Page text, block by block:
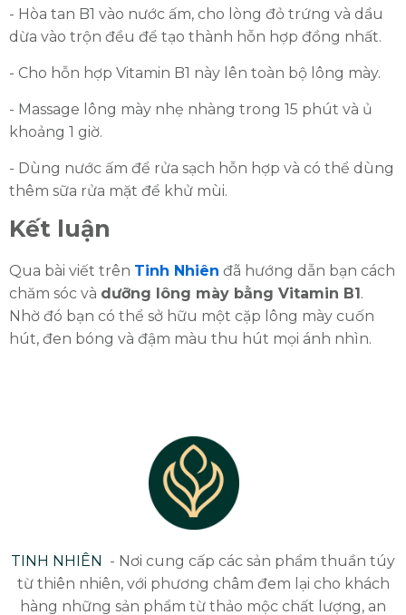
- Hòa tan B1 vào nước ấm, cho lòng đỏ trứng và dầu
dừa vào trộn đều để tạo thành hỗn hợp đồng nhất.
- Cho hỗn hợp Vitamin B1 này lên toàn bộ lông mày.
- Massage lông mày nhẹ nhàng trong 15 phút và ủ
khoảng 1 giờ.
- Dùng nước ấm để rửa sạch hỗn hợp và có thể dùng
thêm sữa rửa mặt để khử mùi.
Kết luận
Qua bài viết trên Tinh Nhiên đã hướng dẫn bạn cách
chăm sóc và dưỡng lông mày bằng Vitamin B1 .
Nhờ đó bạn có thể sở hữu một cặp lông mày cuốn
hút, đen bóng và đậm màu thu hút mọi ánh nhìn.
TINH NHIÊN - Nơi cung cấp các sản phẩm thuần túy
từ thiên nhiên, với phương châm đem lại cho khách
hàng những sản phẩm từ thảo mộc chất lượng, an